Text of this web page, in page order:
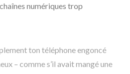
numériques trop
ton téléphone engoncé
– comme s’il avait mangé une